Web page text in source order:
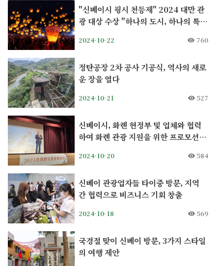
"신베이시 핑시 천등제" 2024 대만 관
광 대상 수상 "하나의 도시, 하나의 특
2024-10-22 760
정탄공장 2차 공사 기공식, 역사의 새로
운 장을 열다
2024-10-21 527
신베이시, 화롄 현정부 및 업체와 협력
하여 화롄 관광 지원을 위한 프로모션 행
2024-10-20 584
신베이 관광업자들 타이중 방문, 지역
간 협력으로 비즈니스 기회 창출
2024-10-18 569
국경절 맞이 신베이 방문, 3가지 스타일
의 여행 제안